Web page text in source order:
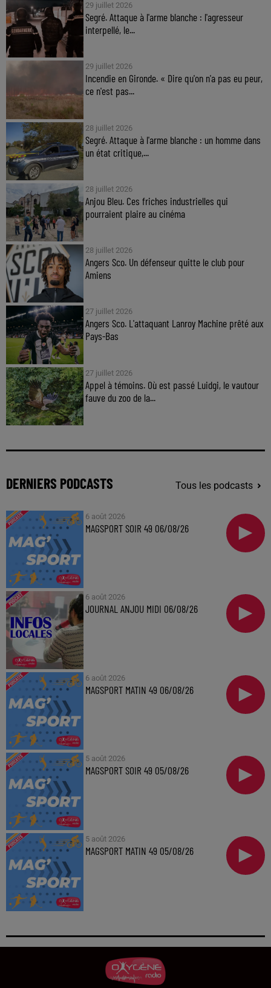
29 juillet 2026
Segré. Attaque à l'arme blanche : l'agresseur
interpellé, le...
29 juillet 2026
Incendie en Gironde. « Dire qu'on n'a pas eu peur,
ce n'est pas...
28 juillet 2026
Segré. Attaque à l'arme blanche : un homme dans
un état critique,...
28 juillet 2026
Anjou Bleu. Ces friches industrielles qui
pourraient plaire au cinéma
28 juillet 2026
Angers Sco. Un défenseur quitte le club pour
Amiens
27 juillet 2026
Angers Sco. L'attaquant Lanroy Machine prêté aux
Pays-Bas
27 juillet 2026
Appel à témoins. Où est passé Luidgi, le vautour
fauve du zoo de la...
DERNIERS PODCASTS Tous les podcasts
6 août 2026
MAGSPORT SOIR 49 06/08/26
6 août 2026
JOURNAL ANJOU MIDI 06/08/26
6 août 2026
MAGSPORT MATIN 49 06/08/26
5 août 2026
MAGSPORT SOIR 49 05/08/26
5 août 2026
MAGSPORT MATIN 49 05/08/26